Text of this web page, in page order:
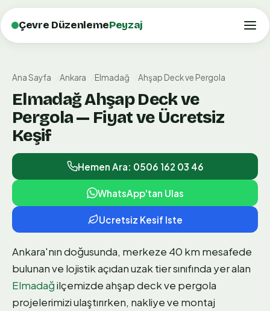
Çevre DüzenlemePeyzaj
Ana Sayfa Ankara Elmadağ Ahşap Deck ve Pergola
Elmadağ Ahşap Deck ve
Pergola — Fiyat ve Ücretsiz
Keşif
Hemen Ara: 0506 162 03 46
WhatsApp'tan Ulas
Ucretsiz Kesif Iste
Ankara'nın doğusunda, merkeze 40 km mesafede
bulunan ve lojistik açıdan uzak tier sınıfında yer alan
Elmadağilçemizde ahşap deck ve pergola
projelerimizi ulaştırırken, nakliye ve montaj